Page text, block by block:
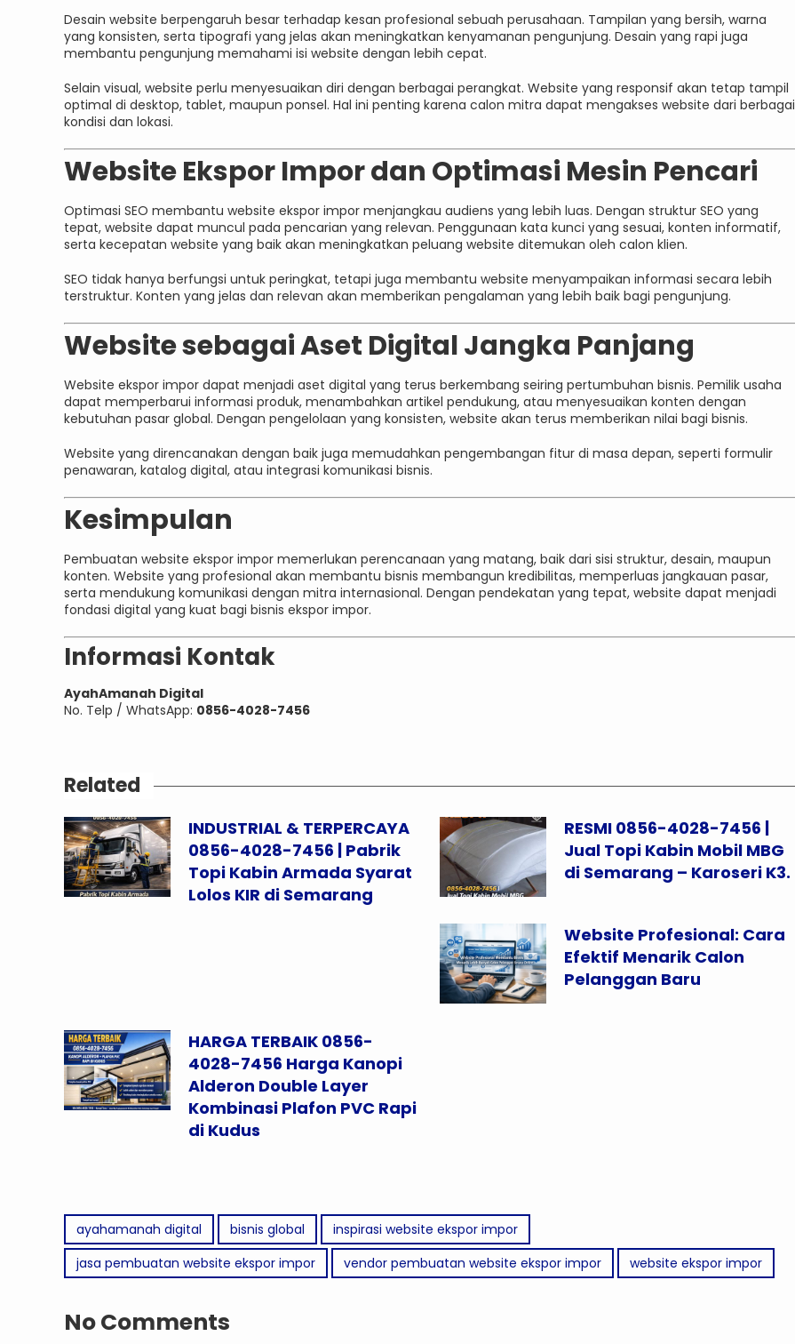
Desain website berpengaruh besar terhadap kesan profesional sebuah perusahaan. Tampilan yang bersih, warna
yang konsisten, serta tipografi yang jelas akan meningkatkan kenyamanan pengunjung. Desain yang rapi juga
membantu pengunjung memahami isi website dengan lebih cepat.
Selain visual, website perlu menyesuaikan diri dengan berbagai perangkat. Website yang responsif akan tetap tampil
optimal di desktop, tablet, maupun ponsel. Hal ini penting karena calon mitra dapat mengakses website dari berbagai
kondisi dan lokasi.
Website Ekspor Impor dan Optimasi Mesin Pencari
Optimasi SEO membantu website ekspor impor menjangkau audiens yang lebih luas. Dengan struktur SEO yang
tepat, website dapat muncul pada pencarian yang relevan. Penggunaan kata kunci yang sesuai, konten informatif,
serta kecepatan website yang baik akan meningkatkan peluang website ditemukan oleh calon klien.
SEO tidak hanya berfungsi untuk peringkat, tetapi juga membantu website menyampaikan informasi secara lebih
terstruktur. Konten yang jelas dan relevan akan memberikan pengalaman yang lebih baik bagi pengunjung.
Website sebagai Aset Digital Jangka Panjang
Website ekspor impor dapat menjadi aset digital yang terus berkembang seiring pertumbuhan bisnis. Pemilik usaha
dapat memperbarui informasi produk, menambahkan artikel pendukung, atau menyesuaikan konten dengan
kebutuhan pasar global. Dengan pengelolaan yang konsisten, website akan terus memberikan nilai bagi bisnis.
Website yang direncanakan dengan baik juga memudahkan pengembangan fitur di masa depan, seperti formulir
penawaran, katalog digital, atau integrasi komunikasi bisnis.
Kesimpulan
Pembuatan website ekspor impor memerlukan perencanaan yang matang, baik dari sisi struktur, desain, maupun
konten. Website yang profesional akan membantu bisnis membangun kredibilitas, memperluas jangkauan pasar,
serta mendukung komunikasi dengan mitra internasional. Dengan pendekatan yang tepat, website dapat menjadi
fondasi digital yang kuat bagi bisnis ekspor impor.
Informasi Kontak
AyahAmanah Digital
No. Telp / WhatsApp: 0856-4028-7456
Related
INDUSTRIAL & TERPERCAYA
0856-4028-7456 | Pabrik
Topi Kabin Armada Syarat
Lolos KIR di Semarang
RESMI 0856-4028-7456 |
Jual Topi Kabin Mobil MBG
di Semarang – Karoseri K3.
Website Profesional: Cara
Efektif Menarik Calon
Pelanggan Baru
HARGA TERBAIK 0856-
4028-7456 Harga Kanopi
Alderon Double Layer
Kombinasi Plafon PVC Rapi
di Kudus
ayahamanah digital bisnis global
inspirasi website ekspor impor
jasa pembuatan website ekspor impor
vendor pembuatan website ekspor impor website ekspor impor
No Comments